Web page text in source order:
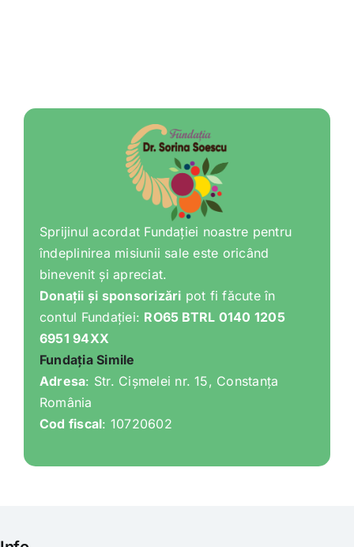
Sprijinul acordat Fundației noastre pentru
îndeplinirea misiunii sale este oricând
binevenit și apreciat.
Donații și sponsorizări pot fi făcute în
contul Fundației: RO65 BTRL 0140 1205
6951 94XX
Fundația Simile
Adresa: Str. Cișmelei nr. 15, Constanța
România
Cod fiscal: 10720602